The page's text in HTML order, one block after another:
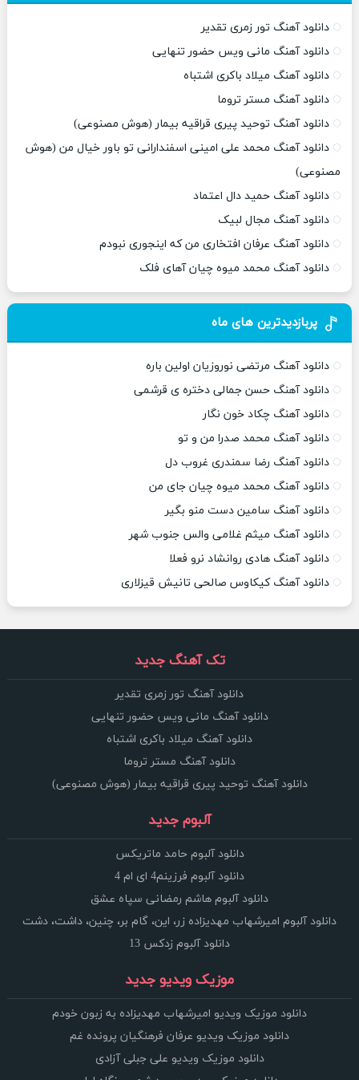
دانلود آهنگ تور زمری تقدیر
دانلود آهنگ مانی ویس حضور تنهایی
دانلود آهنگ میلاد باکری اشتباه
دانلود آهنگ مستر تروما
دانلود آهنگ توحید پیری قراقیه بیمار (هوش مصنوعی)
دانلود آهنگ محمد علی امینی اسفندارانی تو باور خیال من (هوش
مصنوعی)
دانلود آهنگ حمید دال اعتماد
دانلود آهنگ مجال لبیک
دانلود آهنگ عرفان افتخاری من که اینجوری نبودم
دانلود آهنگ محمد میوه چیان آهای فلک
پربازدیدترین های ماه
دانلود آهنگ مرتضی نوروزیان اولین باره
دانلود آهنگ حسن جمالی دختره ی قرشمی
دانلود آهنگ چکاد خون نگار
دانلود آهنگ محمد صدرا من و تو
دانلود آهنگ رضا سمندری غروب دل
دانلود آهنگ محمد میوه چیان جای من
دانلود آهنگ سامین دست منو بگیر
دانلود آهنگ میثم غلامی والس جنوب شهر
دانلود آهنگ هادی روانشاد نرو فعلا
دانلود آهنگ کیکاوس صالحی تانیش قیزلاری
تک آهنگ جدید
دانلود آهنگ تور زمری تقدیر
دانلود آهنگ مانی ویس حضور تنهایی
دانلود آهنگ میلاد باکری اشتباه
دانلود آهنگ مستر تروما
دانلود آهنگ توحید پیری قراقیه بیمار (هوش مصنوعی)
آلبوم جدید
دانلود آلبوم حامد ماتریکس
دانلود آلبوم فرزینم4 ای ام 4
دانلود آلبوم هاشم رمضانی سپاه عشق
دانلود آلبوم امیرشهاب مهدیزاده زر، این، گام بر، چنین، داشت، دشت
دانلود آلبوم زدکس 13
موزیک ویدیو جدید
دانلود موزیک ویدیو امیرشهاب مهدیزاده به زبون خودم
دانلود موزیک ویدیو عرفان فرهنگیان پرونده غم
دانلود موزیک ویدیو علی جبلی آزادی